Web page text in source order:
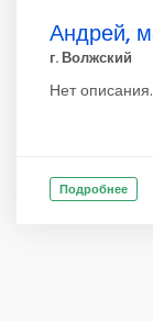
Андрей,
г. Волжский
Нет
Подробнее